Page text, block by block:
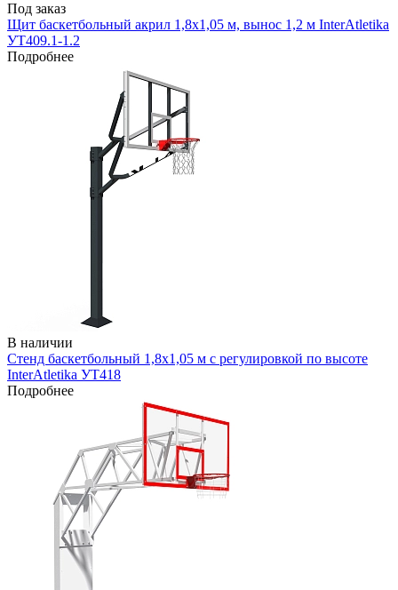
Под заказ
Щит баскетбольный акрил 1,8х1,05 м, вынос 1,2 м InterAtletika
УТ409.1-1.2
Подробнее
В наличии
Стенд баскетбольный 1,8х1,05 м с регулировкой по высоте
InterAtletika УТ418
Подробнее